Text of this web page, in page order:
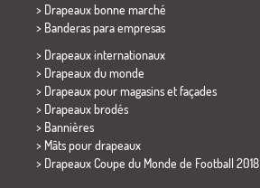
> Drapeaux bonne marché
> Banderas para empresas
> Drapeaux internationaux
> Drapeaux du monde
> Drapeaux pour magasins et façades
> Drapeaux brodés
> Bannières
> Mâts pour drapeaux
> Drapeaux Coupe du Monde de Football 2018